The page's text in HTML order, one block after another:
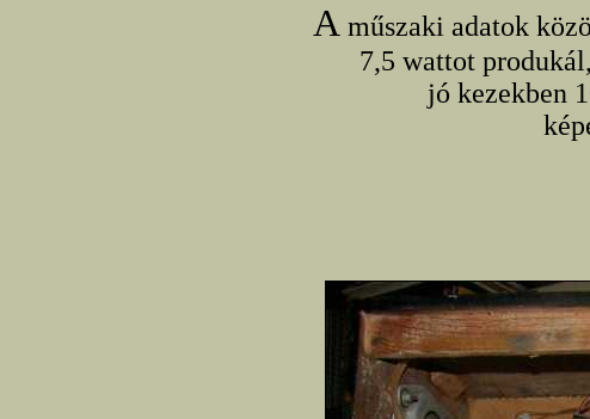
A műszaki adatok
7,5 wattot
jó kezekben